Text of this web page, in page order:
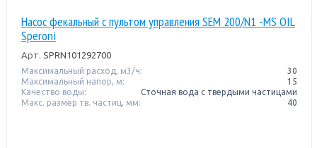
Насос фекальный с пультом управления SEM 200/N1 -MS OIL
Speroni
Арт. SPRN101292700
Максимальный расход, м3/ч:
30
Максимальный напор, м:
15
Качество воды:
Сточная вода с твердыми частицами
Макс. размер тв. частиц, мм:
40